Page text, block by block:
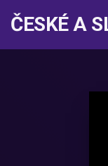
ČESKÉ A